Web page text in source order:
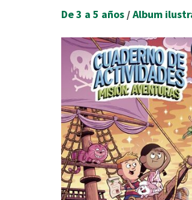
De 3 a 5 años /Album